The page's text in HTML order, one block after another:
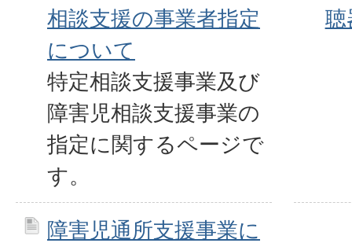
相談支援の事業者指定
について
特定相談支援事業及び
障害児相談支援事業の
指定に関するページで
す。
聴
障害児通所支援事業に